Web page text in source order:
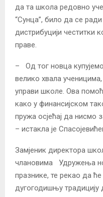
да та школа редовно
“Сунца”, било да се
дистрибуцији честитки
праве.
– Од тог новца
велико хвала
управи школе. Ова
како у финансијском
пружа осјећај да
– истакла је
Замјеник директора
члановима Удружења
празнике, те рекао да
дугогодишњу